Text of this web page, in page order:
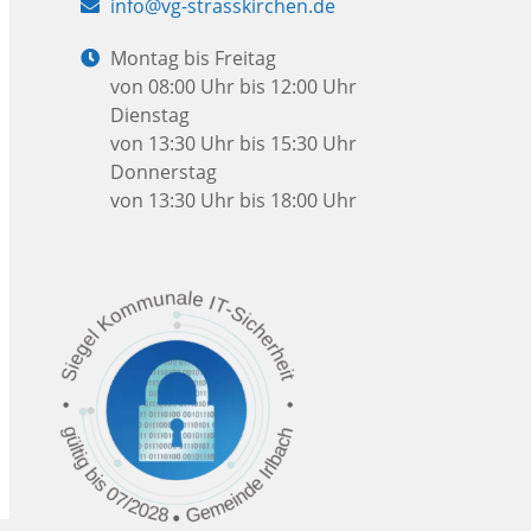
info@vg-strasskirchen.de
Öffnungszeiten:
Montag bis Freitag
von 08:00 Uhr bis 12:00 Uhr
Dienstag
von 13:30 Uhr bis 15:30 Uhr
Donnerstag
von 13:30 Uhr bis 18:00 Uhr